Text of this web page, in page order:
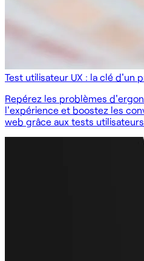
Test utilisateur UX : la clé d'un
Repérez les problèmes
l'expérience et boostez les
web grâce aux tests utilisateurs